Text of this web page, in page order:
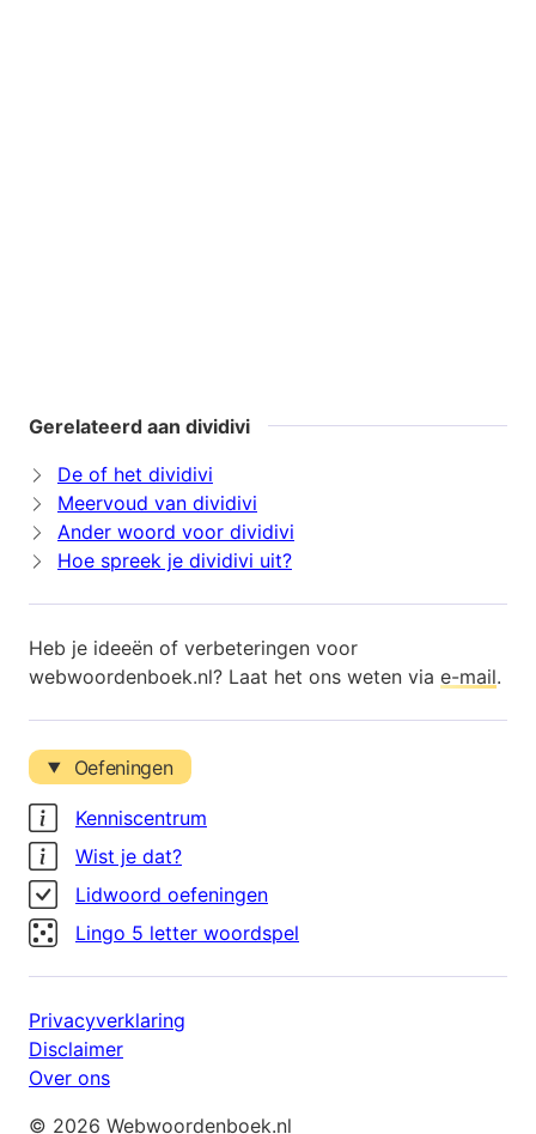
Gerelateerd aan dividivi
De of het dividivi
Meervoud van dividivi
Ander woord voor dividivi
Hoe spreek je dividivi uit?
Heb je ideeën of verbeteringen voor
webwoordenboek.nl? Laat het ons weten via e-mail.
Oefeningen
Kenniscentrum
Wist je dat?
Lidwoord oefeningen
Lingo 5 letter woordspel
Privacyverklaring
Disclaimer
Over ons
© 2026 Webwoordenboek.nl